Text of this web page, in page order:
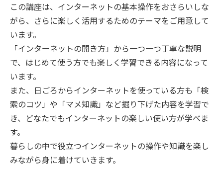
この講座は、インターネットの基本操作をおさらいしな
がら、さらに楽しく活用するためのテーマをご用意して
います。
「インターネットの開き方」から一つ一つ丁寧な説明
で、はじめて使う方でも楽しく学習できる内容になって
います。
また、日ごろからインターネットを使っている方も「検
索のコツ」や「マメ知識」など掘り下げた内容を学習で
き、どなたでもインターネットの楽しい使い方が学べま
す。
暮らしの中で役立つインターネットの操作や知識を楽し
みながら身に着けていきます。